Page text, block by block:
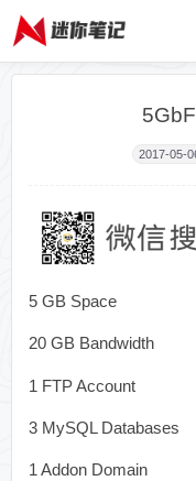
2017-05-
5 GB Space
20 GB Bandwidth
1 FTP Account
3 MySQL Databases
1 Addon Domain